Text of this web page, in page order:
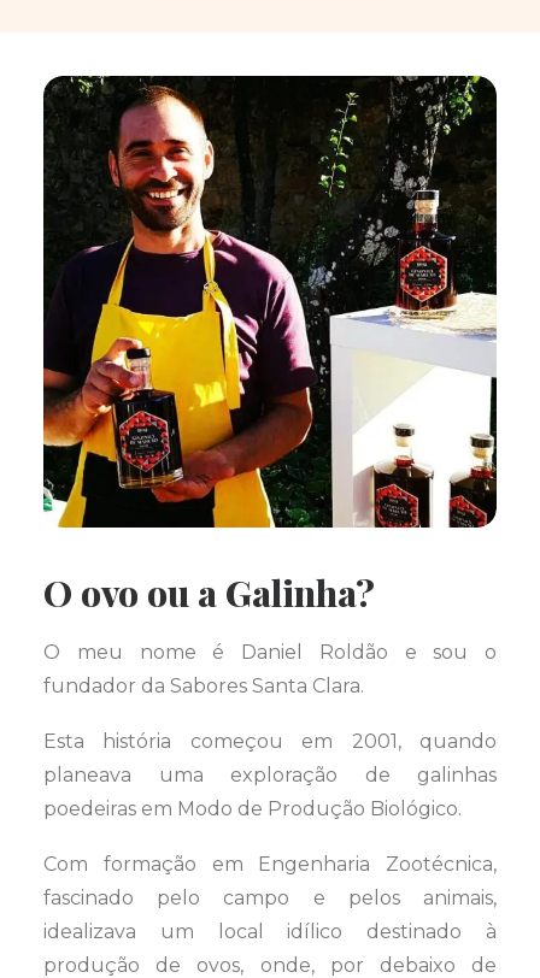
O ovo ou a Galinha?
O meu nome é Daniel Roldão e sou o
fundador da Sabores Santa Clara.
Esta história começou em 2001, quando
planeava uma exploração de galinhas
poedeiras em Modo de Produção Biológico.
Com formação em Engenharia Zootécnica,
fascinado pelo campo e pelos animais,
idealizava um local idílico destinado à
produção de ovos, onde, por debaixo de